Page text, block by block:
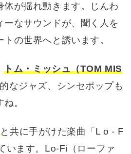
体が揺れ動きます。じんわ
ーなサウンドが、聞く人を
の世界へと誘います。
トム・ミッシュ（TOM MIS
なジャズ、シンセポップも
。
と共に手がけた楽曲「L o - F
います。Lo-Fi（ローファ